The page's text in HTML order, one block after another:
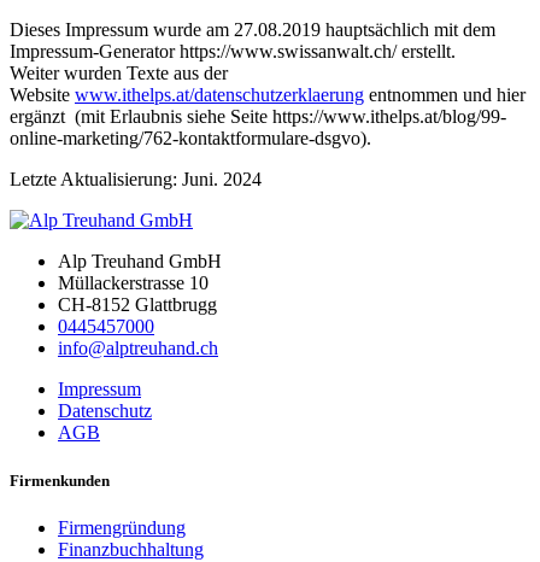
Dieses Impressum wurde am 27.08.2019 hauptsächlich mit dem
Impressum-Generator https://www.swissanwalt.ch/ erstellt.
Weiter wurden Texte aus der
Website www.ithelps.at/datenschutzerklaerung entnommen und hier
ergänzt (mit Erlaubnis siehe Seite https://www.ithelps.at/blog/99-
online-marketing/762-kontaktformulare-dsgvo).
Letzte Aktualisierung: Juni. 2024
Alp Treuhand GmbH
Müllackerstrasse 10
CH-8152 Glattbrugg
0445457000
info@alptreuhand.ch
Impressum
Datenschutz
AGB
Firmenkunden
Firmengründung
Finanzbuchhaltung